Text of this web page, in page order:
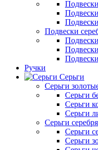
Подвески
Ручки
Серьги
Серьги
Серьги
Серьги
Серьги
Серьги
Серьги
Серьги